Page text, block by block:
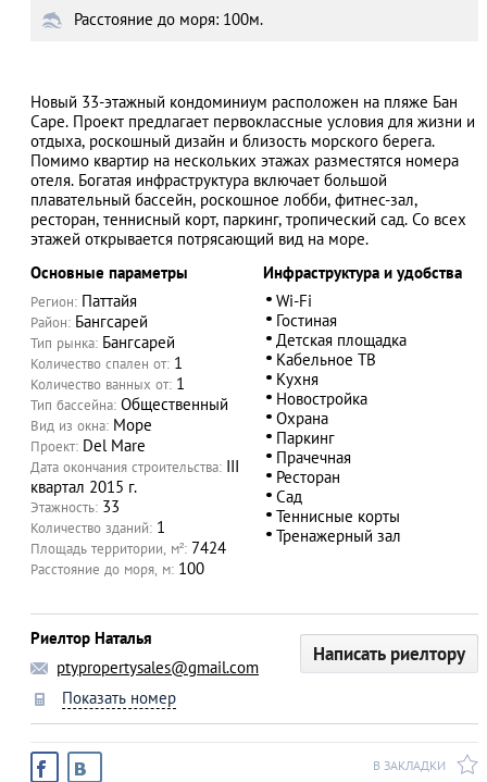
АЗАД
Расстояние до моря: 100м.
Новый 33-этажный кондоминиум расположен на пляже Бан
Саре. Проект предлагает первоклассные условия для жизни и
отдыха, роскошный дизайн и близость морского берега.
Помимо квартир на нескольких этажах разместятся номера
отеля. Богатая инфраструктура включает большой
плавательный бассейн, роскошное лобби, фитнес-зал,
ресторан, теннисный корт, паркинг, тропический сад. Со всех
этажей открывается потрясающий вид на море.
Основные параметры
Регион: Паттайя
Район: Бангсарей
Тип рынка: Бангсарей
Количество спален от: 1
Количество ванных от: 1
Тип бассейна: Общественный
Вид из окна: Море
Проект: Del Mare
Дата окончания строительства: III
квартал 2015 г.
Этажность: 33
Количество зданий: 1
Площадь территории, м²: 7424
Расстояние до моря, м: 100
Инфраструктура и удобства
Wi-Fi
Гостиная
Детская площадка
Кабельное ТВ
Кухня
Новостройка
Охрана
Паркинг
Прачечная
Ресторан
Сад
Теннисные корты
Тренажерный зал
Риелтор Наталья
ptypropertysales@gmail.com
Показать номер
Написать риелтору
В ЗАКЛАДКИ